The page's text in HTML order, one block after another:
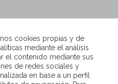
cookies propias y de
mediante el análisis
el contenido mediante sus
de redes sociales y
en base a un perfil